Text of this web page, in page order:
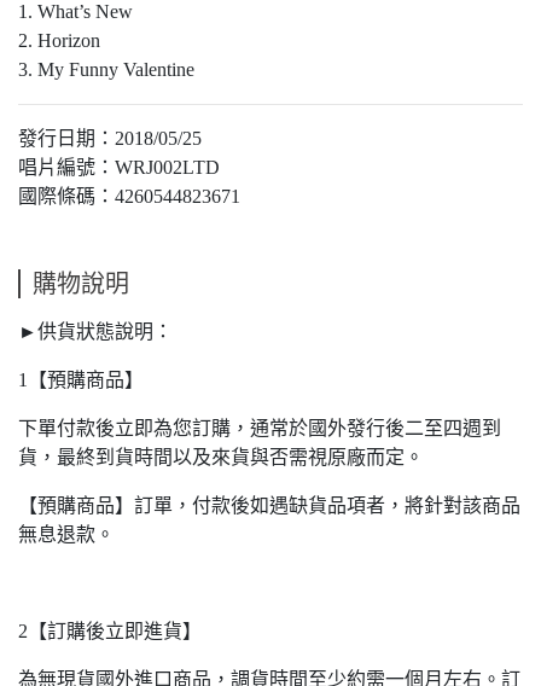
1. What’s New
2. Horizon
3. My Funny Valentine
發行日期：2018/05/25
唱片編號：WRJ002LTD
國際條碼：4260544823671
購物說明
►供貨狀態說明：
1【預購商品】
下單付款後立即為您訂購，通常於國外發行後二至四週到
貨，最終到貨時間以及來貨與否需視原廠而定。
【預購商品】訂單，付款後如遇缺貨品項者，將針對該商品
無息退款。
2【訂購後立即進貨】
為無現貨國外進口商品，調貨時間至少約需一個月左右。訂